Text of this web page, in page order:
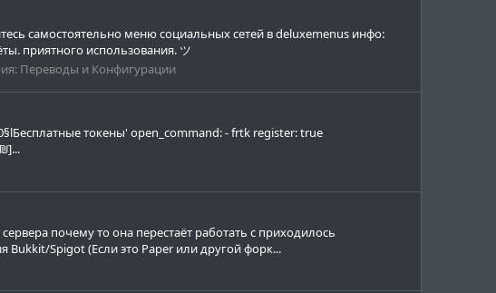
самостоятельно меню социальных сетей в deluxemenus инфо:
приятного использования. ツ
Переводы и Конфигурации
токены' open_command: - frtk register: true
почему то она перестаёт работать с приходилось
Bukkit/Spigot (Если это Paper или другой форк...